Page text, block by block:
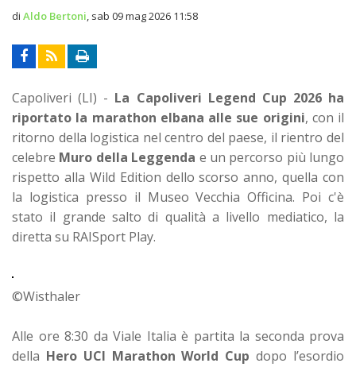
di Aldo Bertoni sab 09 mag 2026 11:58
Capoliveri (LI) - La Capoliveri Legend Cup 2026 ha
riportato la marathon elbana alle sue origini, con il
ritorno della logistica nel centro del paese, il rientro del
celebre Muro della Leggenda e un percorso più lungo
rispetto alla Wild Edition dello scorso anno, quella con
la logistica presso il Museo Vecchia Officina. Poi c'è
stato il grande salto di qualità a livello mediatico, la
diretta su RAISport Play.
©Wisthaler
Alle ore 8:30 da Viale Italia è partita la seconda prova
della Hero UCI Marathon World Cup dopo l’esordio